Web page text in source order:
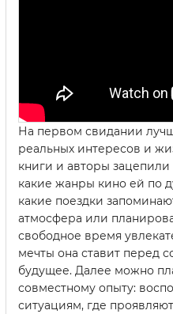
На первом свидании
реальных интересов и
книги и авторы
какие жанры кино ей по
какие поездки
атмосфера или
свободное время
мечты она ставит перед
будущее. Далее можно
совместному опыту:
ситуациям, где